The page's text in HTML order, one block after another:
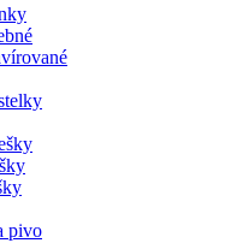
pivo